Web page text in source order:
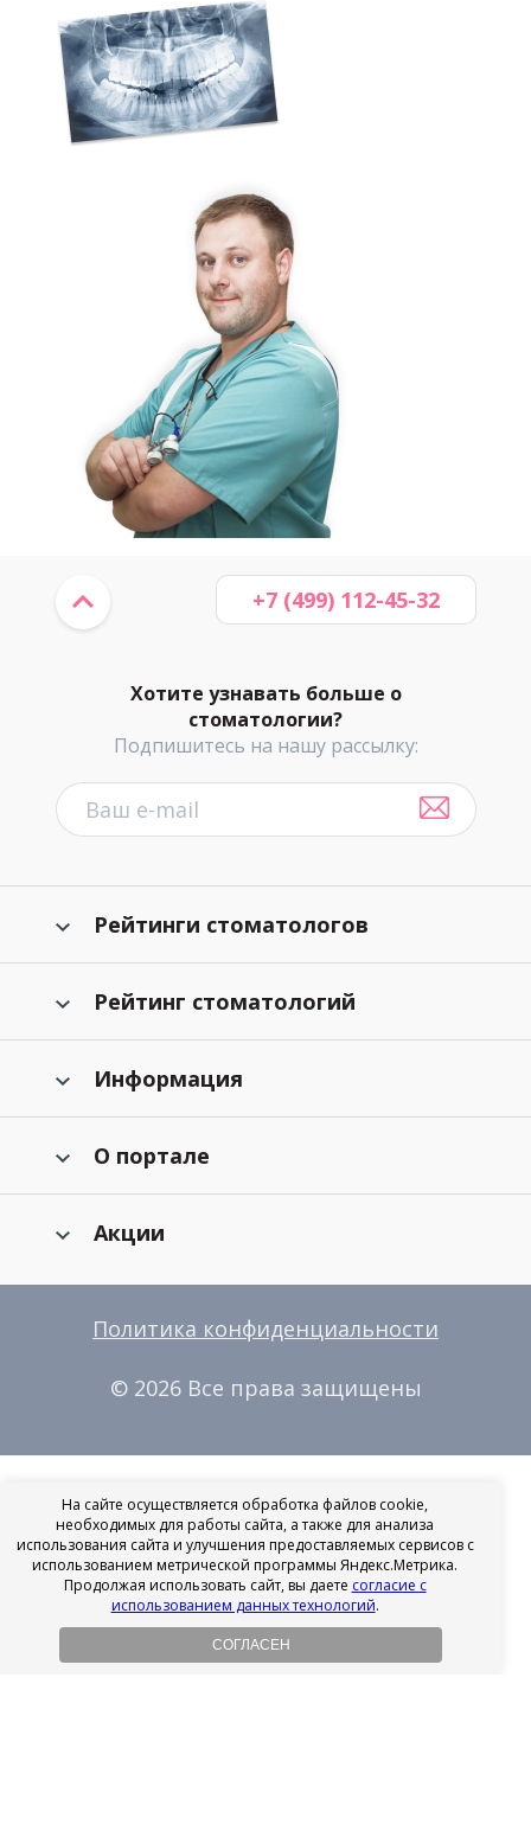
Хотите узнавать больше о
стоматологии?
Подпишитесь на нашу рассылку:
+7 (499) 112-45-32
Рейтинги стоматологов
Рейтинг стоматологий
Информация
О портале
Акции
Политика конфиденциальности
© 2026 Все права защищены
На сайте осуществляется обработка файлов cookie,
необходимых для работы сайта, а также для анализа
использования сайта и улучшения предоставляемых сервисов с
использованием метрической программы Яндекс.Метрика.
Продолжая использовать сайт, вы даете согласие с
использованием данных технологий.
СОГЛАСЕН